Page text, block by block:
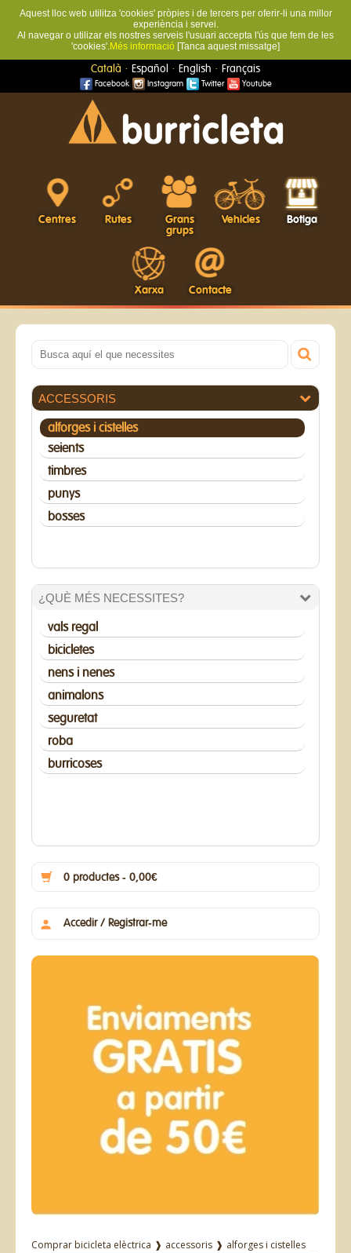
Aquest lloc web utilitza 'cookies' pròpies i de tercers per oferir-li una millor
experiència i servei.
Al navegar o utilizar els nostres serveis l'usuari accepta l'ús que fem de les
'cookies'.Més informació [Tanca aquest missatge]
Català · Español · English · Français
Facebook Instagram Twitter Youtube
Centres Rutes
Grans
grups
Vehicles Botiga
Xarxa Contacte
ACCESSORIS
alforges i cistelles
seients
timbres
punys
bosses
¿QUÈ MÉS NECESSITES?
vals regal
bicicletes
nens i nenes
animalons
seguretat
roba
burricoses
0 productes - 0,00€
Accedir / Registrar-me
Comprar bicicleta elèctrica ❱ accessoris ❱ alforges i cistelles